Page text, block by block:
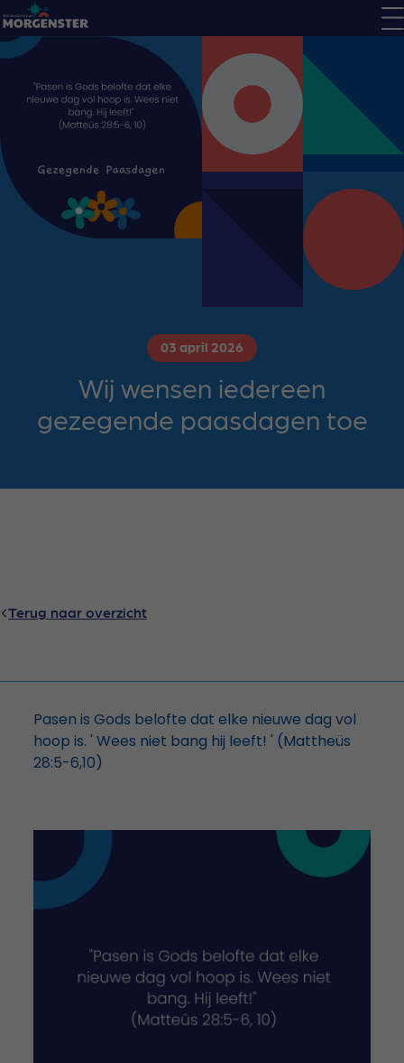
03 april 2026
Wij wensen iedereen
gezegende paasdagen toe
Terug naar overzicht
Pasen is Gods belofte dat elke nieuwe dag vol
hoop is. ' Wees niet bang hij leeft! ' (Mattheüs
28:5-6,10)